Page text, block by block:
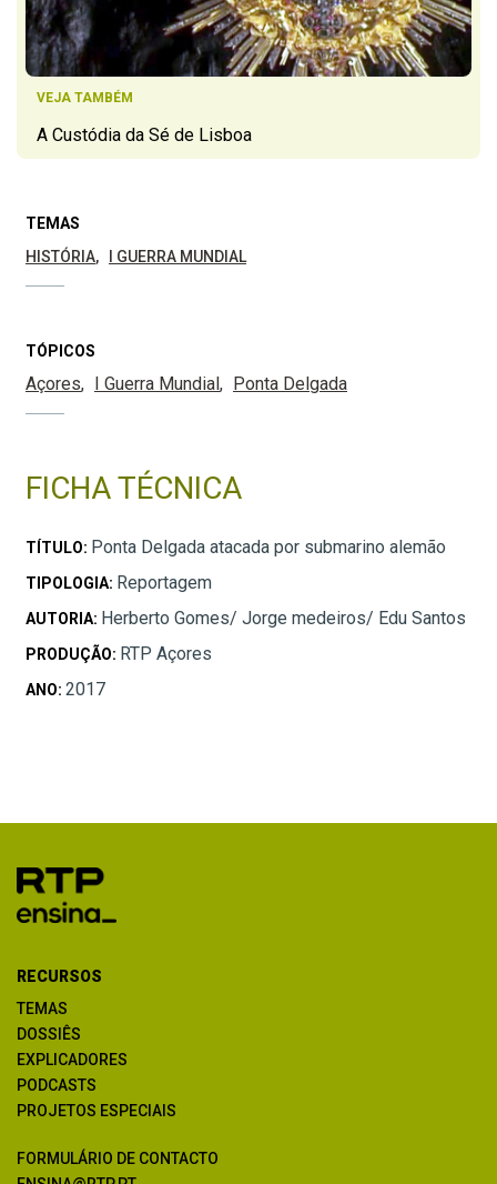
VEJA TAMBÉM
A Custódia da Sé de Lisboa
TEMAS
HISTÓRIA
I GUERRA MUNDIAL
TÓPICOS
Açores I Guerra Mundial Ponta Delgada
FICHA TÉCNICA
TÍTULO: Ponta Delgada atacada por submarino alemão
TIPOLOGIA: Reportagem
AUTORIA: Herberto Gomes/ Jorge medeiros/ Edu Santos
PRODUÇÃO: RTP Açores
ANO: 2017
RECURSOS
TEMAS
DOSSIÊS
EXPLICADORES
PODCASTS
PROJETOS ESPECIAIS
FORMULÁRIO DE CONTACTO